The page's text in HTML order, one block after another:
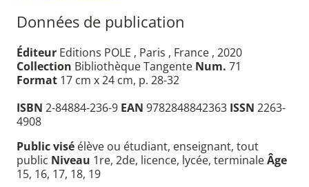
Données de publication
Éditeur Editions POLE , Paris , France , 2020
Collection Bibliothèque Tangente Num. 71
Format 17 cm x 24 cm, p. 28-32
ISBN 2-84884-236-9 EAN 9782848842363 ISSN 2263-
4908
Public visé élève ou étudiant, enseignant, tout
public Niveau 1re, 2de, licence, lycée, terminaleÂge
15, 16, 17, 18, 19